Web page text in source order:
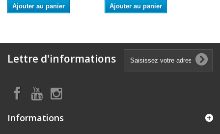
Ajouter au panier Ajouter au panier
Lettre d'informations
Informations